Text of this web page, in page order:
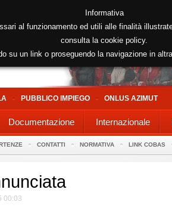
PUBBLICO IMPIEGO ONLUS AZIMUT
Documentazione Internazionale
CONTATTI NORMATIVA LINK COBAS
00:03
Informativa
al funzionamento ed utili alle finalità
consulta la cookie policy.
su un link o proseguendo la navigazione in